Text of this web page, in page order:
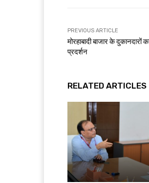
PREVIOUS ARTICLE
मोरहाबादी बाजार के दुकानदारों
प्रदर्शन
RELATED ARTICLES